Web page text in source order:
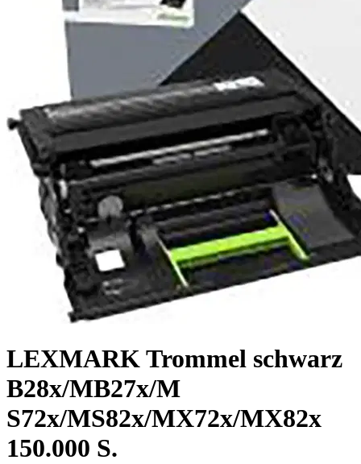
LEXMARK Trommel schwarz
B28x/MB27x/M
S72x/MS82x/MX72x/MX82x
150.000 S.